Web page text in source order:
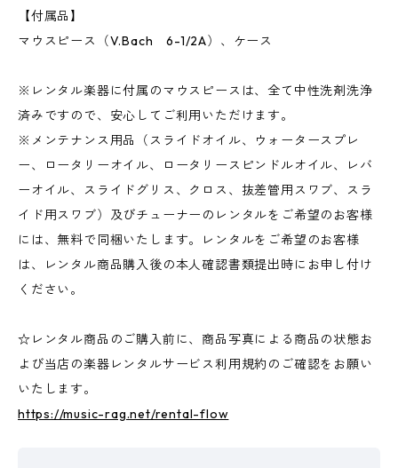
【付属品】
マウスピース（V.Bach 6-1/2A）、ケース
※レンタル楽器に付属のマウスピースは、全て中性洗剤洗浄
済みですので、安心してご利用いただけます。
※メンテナンス用品（スライドオイル、ウォータースプレ
ー、ロータリーオイル、ロータリースピンドルオイル、レバ
ーオイル、スライドグリス、クロス、抜差管用スワブ、スラ
イド用スワブ）及びチューナーのレンタルをご希望のお客様
には、無料で同梱いたします。レンタルをご希望のお客様
は、レンタル商品購入後の本人確認書類提出時にお申し付け
ください。
☆レンタル商品のご購入前に、商品写真による商品の状態お
よび当店の楽器レンタルサービス利用規約のご確認をお願い
いたします。
https://music-rag.net/rental-flow